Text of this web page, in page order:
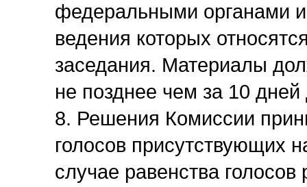
федеральными органами
ведения которых
заседания. Материалы
не позднее чем за 10
8. Решения Комиссии
голосов присутствующих
случае равенства